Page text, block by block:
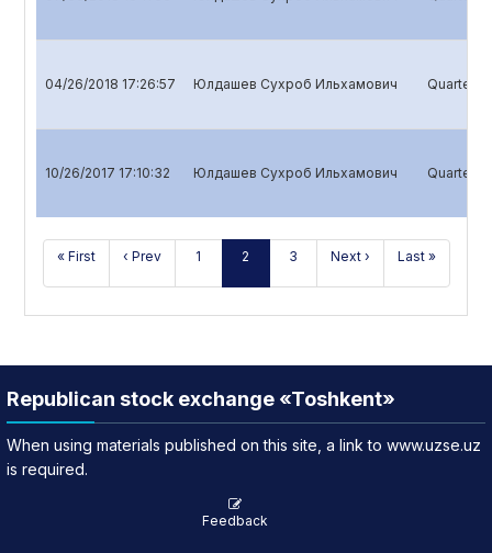
04/26/2018 17:26:57 Юлдашев Сухроб Ильхамович
10/26/2017 17:10:32 Юлдашев Сухроб Ильхамович
« First ‹ Prev 1 2 3 Next › Last »
Republican stock exchange «Toshkent»
When using materials published on this site, a link to www.uzse.uz
is required.
Feedback